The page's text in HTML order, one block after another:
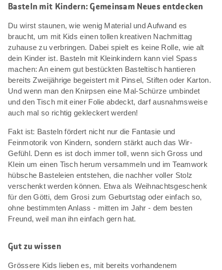
Basteln mit Kindern: Gemeinsam Neues entdecken
Du wirst staunen, wie wenig Material und Aufwand es
braucht, um mit Kids einen tollen kreativen Nachmittag
zuhause zu verbringen. Dabei spielt es keine Rolle, wie alt
dein Kinder ist. Basteln mit Kleinkindern kann viel Spass
machen: An einem gut bestückten Basteltisch hantieren
bereits Zweijährige begeistert mit Pinsel, Stiften oder Karton.
Und wenn man den Knirpsen eine Mal-Schürze umbindet
und den Tisch mit einer Folie abdeckt, darf ausnahmsweise
auch mal so richtig gekleckert werden!
Fakt ist: Basteln fördert nicht nur die Fantasie und
Feinmotorik von Kindern, sondern stärkt auch das Wir-
Gefühl. Denn es ist doch immer toll, wenn sich Gross und
Klein um einen Tisch herum versammeln und im Teamwork
hübsche Basteleien entstehen, die nachher voller Stolz
verschenkt werden können. Etwa als Weihnachtsgeschenk
für den Götti, dem Grosi zum Geburtstag oder einfach so,
ohne bestimmten Anlass - mitten im Jahr - dem besten
Freund, weil man ihn einfach gern hat.
Gut zu wissen
Grössere Kids lieben es, mit bereits vorhandenem